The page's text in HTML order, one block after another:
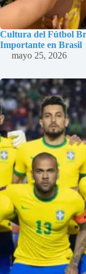
Cultura del Fútbol
Importante en Brasil
mayo 25, 2026